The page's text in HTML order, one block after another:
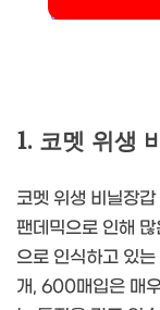
1. 코멧 위생
코멧 위생 비닐장
팬데믹으로 인해
으로 인식하고 있
개, 600매입은 매